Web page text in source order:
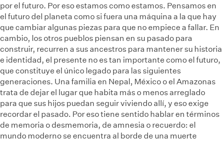
por el futuro. Por eso estamos como estamos. Pensamos en
el futuro del planeta como si fuera una máquina a la que hay
que cambiar algunas piezas para que no empiece a fallar. En
cambio, los otros pueblos piensan en su pasado para
construir, recurren a sus ancestros para mantener su historia
e identidad, el presente no es tan importante como el futuro,
que constituye el único legado para las siguientes
generaciones. Una familia en Nepal, México o el Amazonas
trata de dejar el lugar que habita más o menos arreglado
para que sus hijos puedan seguir viviendo allí, y eso exige
recordar el pasado. Por eso tiene sentido hablar en términos
de memoria o desmemoria, de amnesia o recuerdo: el
mundo moderno se encuentra al borde de una muerte